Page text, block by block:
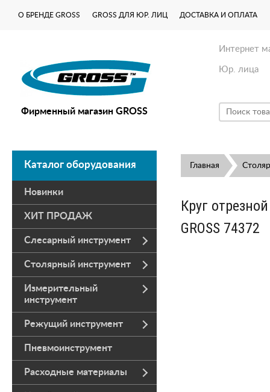
О БРЕНДЕ GROSS GROSS ДЛЯ ЮР. ЛИЦ ДОСТАВКА И ОПЛАТА
Фирменный магазин GROSS
Интернет
Юр. лица
Каталог оборудования
Новинки
ХИТ ПРОДАЖ
Слесарный инструмент
Столярный инструмент
Измерительный
инструмент
Режущий инструмент
Пневмоинструмент
Расходные материалы
Главная
Круг
GROSS 74372